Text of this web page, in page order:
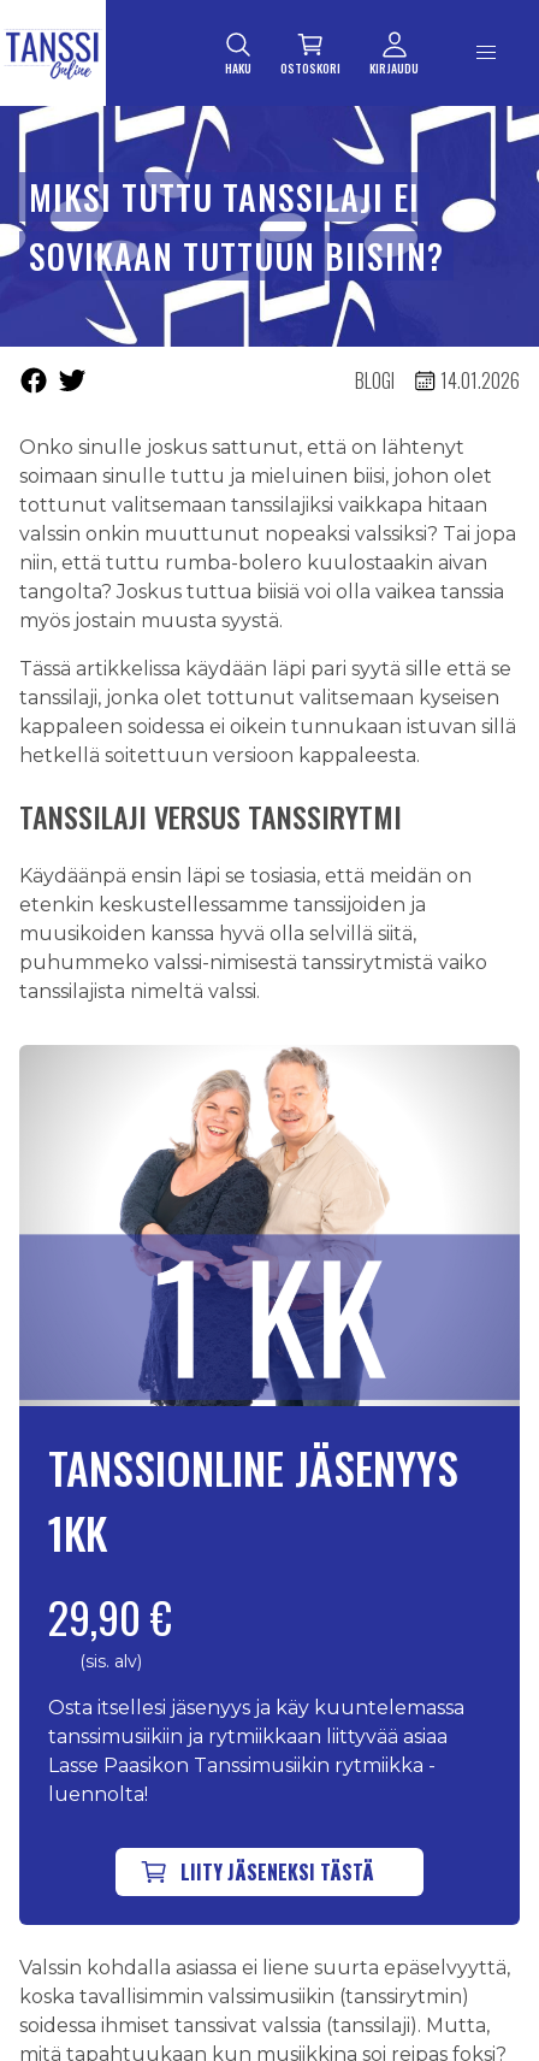
HAKU OSTOSKORI KIRJAUDU
MIKSI TUTTU TANSSILAJI EI
SOVIKAAN TUTTUUN BIISIIN?
BLOGI 14.01.2026
Onko sinulle joskus sattunut, että on lähtenyt
soimaan sinulle tuttu ja mieluinen biisi, johon olet
tottunut valitsemaan tanssilajiksi vaikkapa hitaan
valssin onkin muuttunut nopeaksi valssiksi? Tai jopa
niin, että tuttu rumba-bolero kuulostaakin aivan
tangolta? Joskus tuttua biisiä voi olla vaikea tanssia
myös jostain muusta syystä.
Tässä artikkelissa käydään läpi pari syytä sille että se
tanssilaji, jonka olet tottunut valitsemaan kyseisen
kappaleen soidessa ei oikein tunnukaan istuvan sillä
hetkellä soitettuun versioon kappaleesta.
TANSSILAJI VERSUS TANSSIRYTMI
Käydäänpä ensin läpi se tosiasia, että meidän on
etenkin keskustellessamme tanssijoiden ja
muusikoiden kanssa hyvä olla selvillä siitä,
puhummeko valssi-nimisestä tanssirytmistä vaiko
tanssilajista nimeltä valssi.
TANSSIONLINE JÄSENYYS
1KK
29,90 €
(sis. alv)
Osta itsellesi jäsenyys ja käy kuuntelemassa
tanssimusiikiin ja rytmiikkaan liittyvää asiaa
Lasse Paasikon Tanssimusiikin rytmiikka -
luennolta!
LIITY JÄSENEKSI TÄSTÄ
Valssin kohdalla asiassa ei liene suurta epäselvyyttä,
koska tavallisimmin valssimusiikin (tanssirytmin)
soidessa ihmiset tanssivat valssia (tanssilaji). Mutta,
mitä tapahtuukaan kun musiikkina soi reipas foksi?